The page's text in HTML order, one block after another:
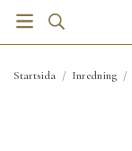
Startsida / Inredning /